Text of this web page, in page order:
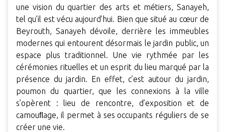
une vision du quartier des arts et métiers, Sanayeh,
tel qu’il est vécu aujourd’hui. Bien que situé au cœur de
Beyrouth, Sanayeh dévoile, derrière les immeubles
modernes qui entourent désormais le jardin public, un
espace plus traditionnel. Une vie rythmée par les
cérémonies rituelles et un esprit du lieu marqué par la
présence du jardin. En effet, c’est autour du jardin,
poumon du quartier, que les connexions à la ville
s’opèrent : lieu de rencontre, d’exposition et de
camouﬂage, il permet à ses occupants réguliers de se
créer une vie.